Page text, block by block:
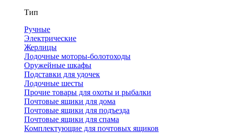
Тип
Ручные
Электрические
Жерлицы
Лодочные моторы-болотоходы
Оружейные шкафы
Подставки для удочек
Лодочные шесты
Прочие товары для охоты и рыбалки
Почтовые ящики для дома
Почтовые ящики для подъезда
Почтовые ящики для спама
Комплектующие для почтовых ящиков